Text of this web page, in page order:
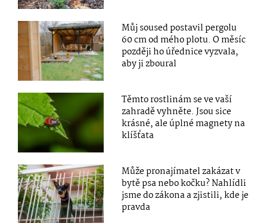
Můj soused postavil pergolu
60 cm od mého plotu. O měsíc
později ho úřednice vyzvala,
aby ji zboural
Těmto rostlinám se ve vaší
zahradě vyhněte. Jsou sice
krásné, ale úplné magnety na
klíšťata
Může pronajímatel zakázat v
bytě psa nebo kočku? Nahlídli
jsme do zákona a zjistili, kde je
pravda